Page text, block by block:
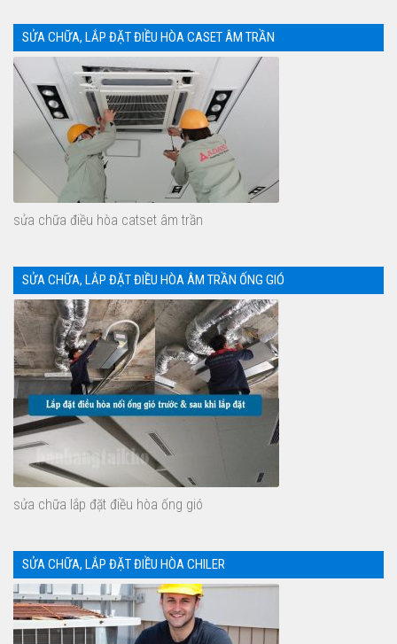
SỬA CHỮA, LẮP ĐẶT ĐIỀU HÒA CASET ÂM TRẦN
sửa chữa điều hòa catset âm trần
SỬA CHỮA, LẮP ĐẶT ĐIỀU HÒA ÂM TRẦN ỐNG GIÓ
sửa chữa lắp đặt điều hòa ống gió
SỬA CHỮA, LẮP ĐẶT ĐIỀU HÒA CHILER